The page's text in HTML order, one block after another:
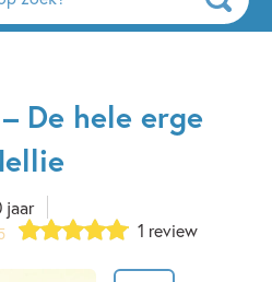
De hele erge
jaar
1 review